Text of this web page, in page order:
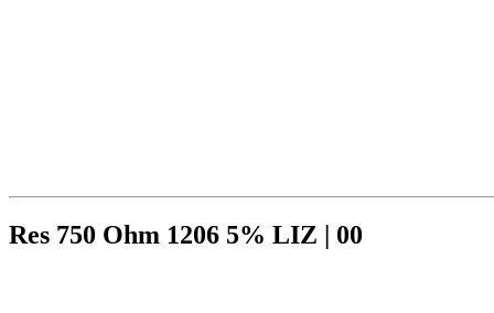
Res 750 Ohm 1206 5% LIZ | 00